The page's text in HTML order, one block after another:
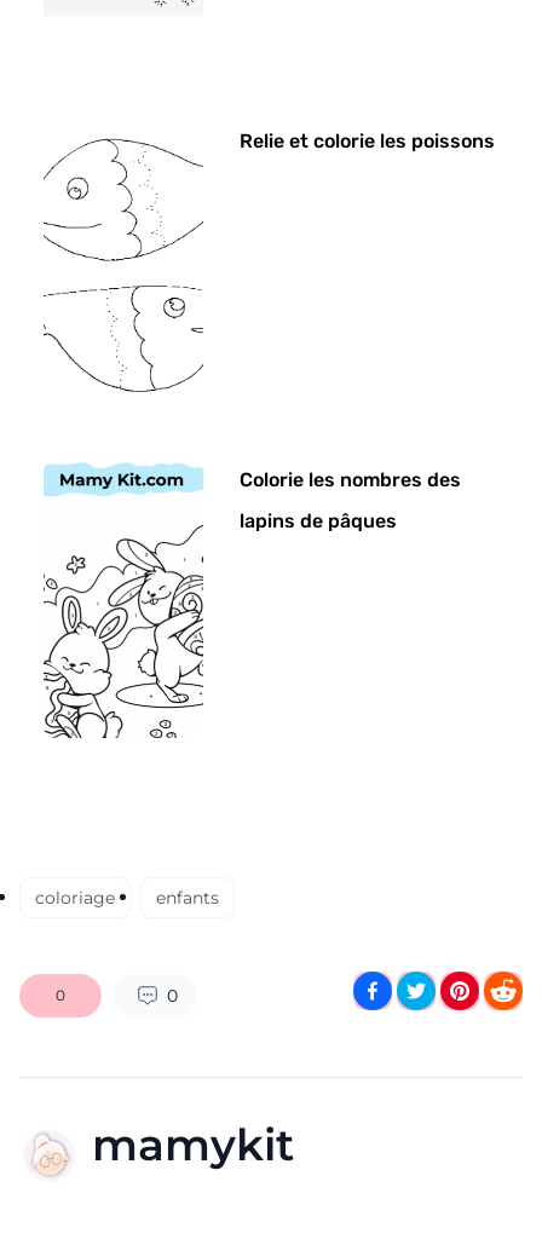
Relie et colorie les poissons
Colorie les nombres des
lapins de pâques
coloriage enfants
0 0
mamykit